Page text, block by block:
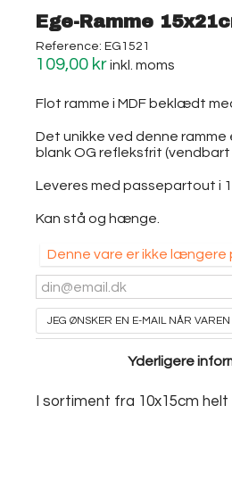
Ege-Ramme
Reference: EG1521
109,00 krinkl. moms
Flot ramme i MDF beklædt
Det unikke ved denne
blank OG refleksfrit (vendbart
Leveres med passepartout i
Kan stå og hænge.
Denne vare er ikke længere
JEG ØNSKER EN E-MAIL NÅR
Yderligere
I sortiment fra 10x15cm